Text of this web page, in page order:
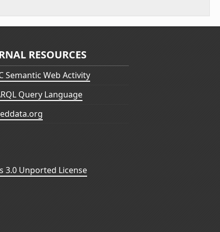
RESOURCES
Semantic Web Activity
Query Language
3.0 Unported License